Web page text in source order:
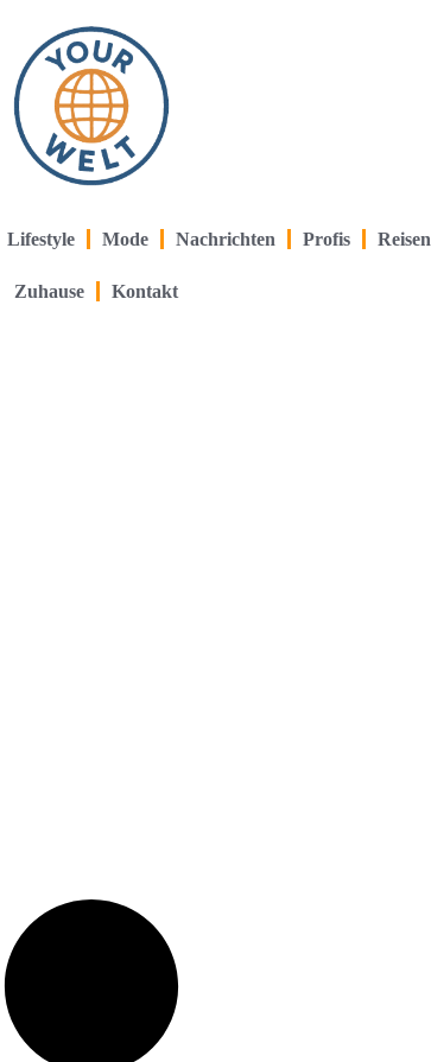
Lifestyle Mode Nachrichten Profis Reisen
Zuhause Kontakt